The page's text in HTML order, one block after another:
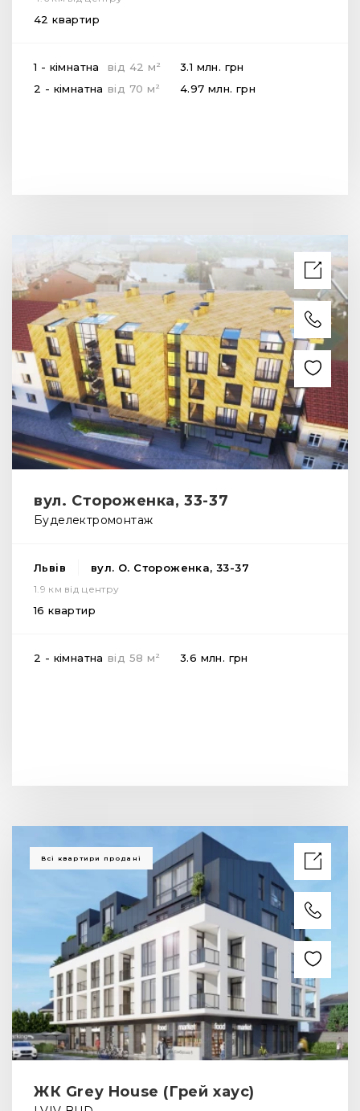
42 квартир
1 - кімнатна від 42 м 2 3.1 млн. грн
2 - кімнатна від 70 м 2 4.97 млн. грн
вул. Стороженка, 33-37
Буделектромонтаж
Львів вул. О. Стороженка, 33-37
1.9 км від центру
16 квартир
2 - кімнатна від 58 м 2 3.6 млн. грн
Всі квартири продані
ЖК Grey House (Грей хаус)